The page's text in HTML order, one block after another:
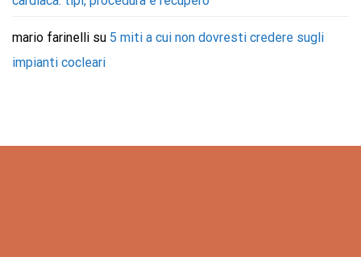
mario farinelli su 5 miti a cui non dovresti credere sugli
impianti cocleari